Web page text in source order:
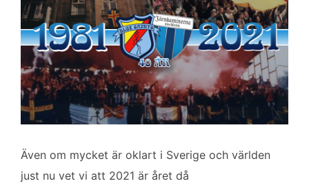
o
o
k
r
d
I
n
Även om mycket är oklart i Sverige och världen
just nu vet vi att 2021 är året då